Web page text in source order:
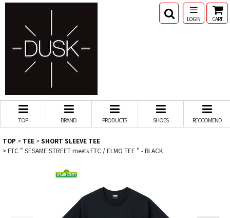
LOGIN CART
TOP BRAND PRODUCTS SHOES RECCOMEND
TOP > TEE >SHORT SLEEVE TEE
>FTC " SESAME STREET meets FTC / ELMO TEE " - BLACK